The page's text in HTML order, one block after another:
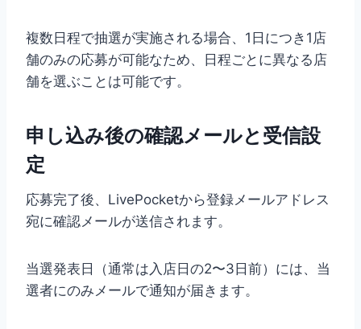
複数日程で抽選が実施される場合、1日につき1店
舗のみの応募が可能なため、日程ごとに異なる店
舗を選ぶことは可能です。
申し込み後の確認メールと受信設
定
応募完了後、LivePocketから登録メールアドレス
宛に確認メールが送信されます。
当選発表日（通常は入店日の2〜3日前）には、当
選者にのみメールで通知が届きます。